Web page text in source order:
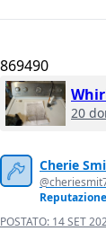
869490
20
Cherie
POSTATO: 14 SET